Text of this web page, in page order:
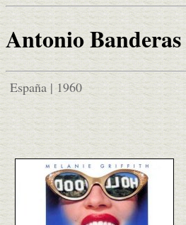
Antonio Banderas
España | 1960